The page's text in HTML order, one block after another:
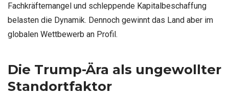
Fachkräftemangel und schleppende Kapitalbeschaffung
belasten die Dynamik. Dennoch gewinnt das Land aber im
globalen Wettbewerb an Profil.
Die Trump-Ära als ungewollter
Standortfaktor